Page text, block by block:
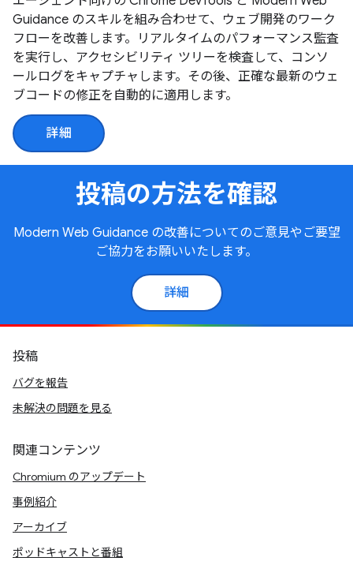
Guidance のスキルを組み合わせて、ウェブ開発のワーク
フローを改善します。リアルタイムのパフォーマンス監査
を実行し、アクセシビリティ ツリーを検査して、コンソ
ールログをキャプチャします。その後、正確な最新のウェ
ブコードの修正を自動的に適用します。
詳細
投稿の方法を確認
Modern Web Guidance の改善についてのご意見やご要望
ご協力をお願いいたします。
詳細
投稿
バグを報告
未解決の問題を見る
関連コンテンツ
Chromium のアップデート
事例紹介
アーカイブ
ポッドキャストと番組